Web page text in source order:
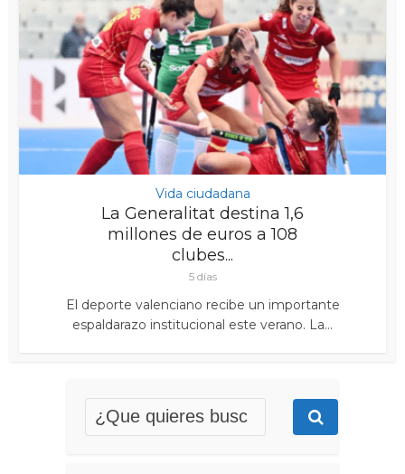
Vida ciudadana
La Generalitat destina 1,6
millones de euros a 108
clubes...
5 días
El deporte valenciano recibe un importante
espaldarazo institucional este verano. La...